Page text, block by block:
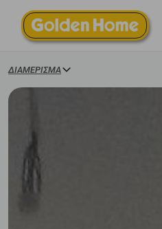
ΔΙΑΜΈΡΙΣΜΑ